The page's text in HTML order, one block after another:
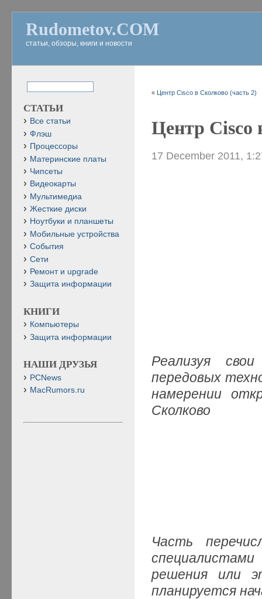
Rudometov.COM
статьи, обзоры, книги и новости
« Центр Cisco в Сколково (часть 2)
Центр Cisco
17 December 2011,
Реализуя
передовых
намерении
Сколково
Часть
решения или
планируется
СТАТЬИ
Все статьи
Флэш
Процессоры
Материнские платы
Чипсеты
Видеокарты
Мультимедиа
Жесткие диски
Ноутбуки и планшеты
Мобильные устройства
События
Сети
Ремонт и upgrade
Защита информации
КНИГИ
Компьютеры
Защита информации
НАШИ ДРУЗЬЯ
PCNews
MacRumors.ru